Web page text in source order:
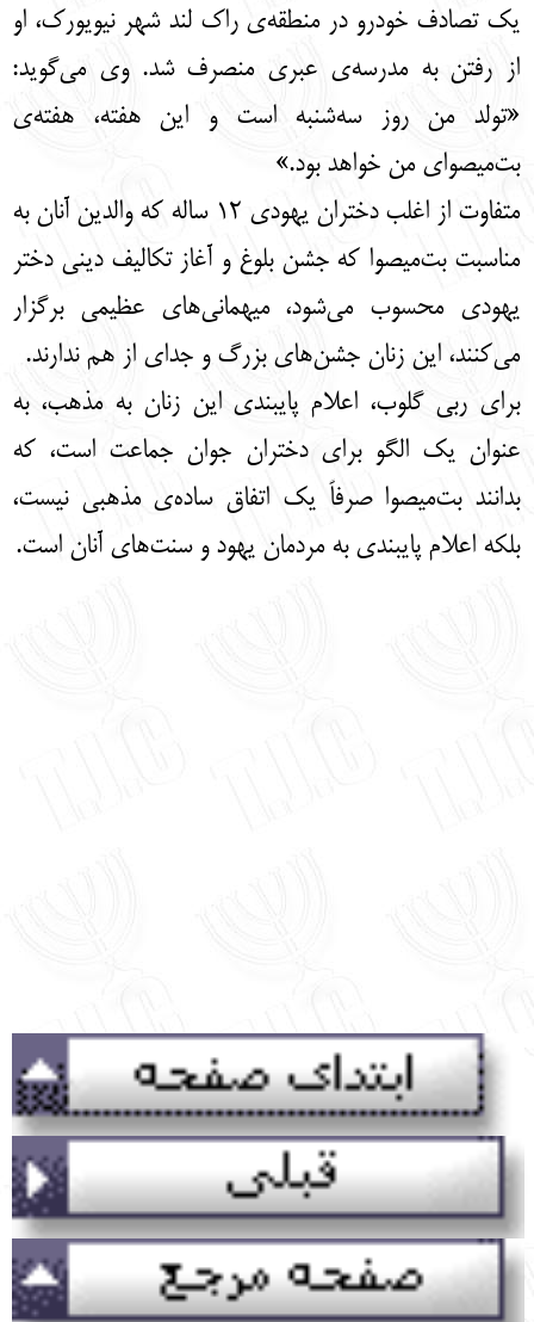
یک تصادف خودرو در منطقه‌ی راک لند شهر نیویورک، او
از رفتن به مدرسه‌ی عبری منصرف شد. وی می‌گوید:
«تولد من روز سه‌شنبه است و این هفته، هفته‌ی
بت‌میصوای من خواهد بود.»
متفاوت از اغلب دختران یهودی 12 ساله که والدین آنان به
مناسبت بت‌میصوا که جشن بلوغ و آغاز تکالیف دینی دختر
یهودی محسوب می‌شود، میهمانی‌های عظیمی برگزار
می‌کنند، این زنان جشن‌های بزرگ و جدای از هم ندارند.
برای ربی گلوب، اعلام پایبندی این زنان به مذهب، به
عنوان یک الگو برای دختران جوان جماعت است، که
بدانند بت‌میصوا صرفاً یک اتفاق ساده‌ی مذهبی نیست،
بلکه اعلام پایبندی به مردمان یهود و سنت‌های آنان است.